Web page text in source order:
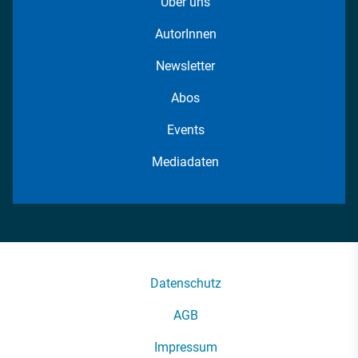
AutorInnen
Newsletter
Abos
Events
Mediadaten
Datenschutz
AGB
Impressum